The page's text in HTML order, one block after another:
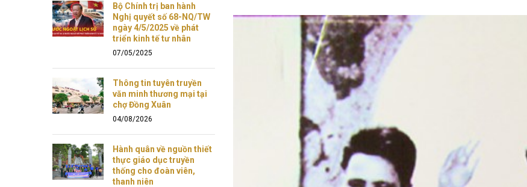
Bộ Chính trị ban hành
Nghị quyết số 68-NQ/TW
ngày 4/5/2025 về phát
triển kinh tế tư nhân
07/05/2025
Thông tin tuyên truyền
văn minh thương mại tại
chợ Đồng Xuân
04/08/2026
Hành quân về nguồn thiết
thực giáo dục truyền
thống cho đoàn viên,
thanh niên